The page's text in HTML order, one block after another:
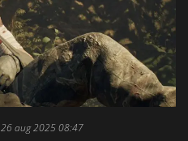
26 aug 2025 08:47